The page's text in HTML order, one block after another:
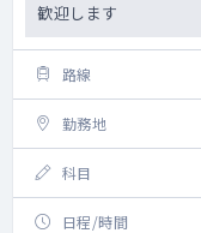
歓迎します
路線
勤務地
科目
日程/時間